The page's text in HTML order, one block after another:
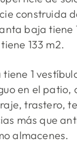
construida
baja tiene
133 m2.
1
en el patio,
trastero,
más que
almacenes.